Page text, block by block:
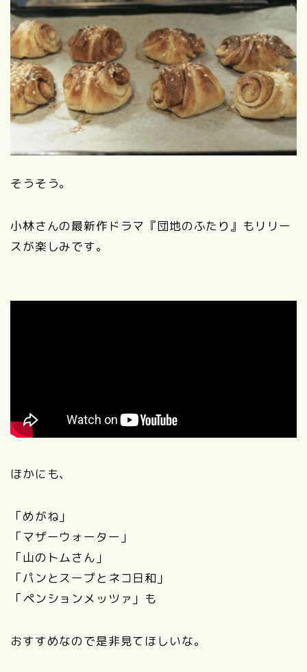
そうそう。
小林さんの最新作ドラマ『団地のふたり』もリリー
スが楽しみです。
ほかにも、
「めがね」
「マザーウォーター」
「山のトムさん」
「パンとスープとネコ日和」
「ペンションメッツァ」も
おすすめなので是非見てほしいな。